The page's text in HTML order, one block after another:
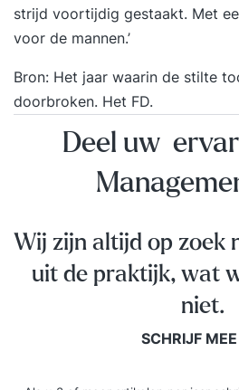
strijd voortijdig gestaakt. Met
voor de mannen.’
Bron: Het jaar waarin de stilte
doorbroken. Het FD.
Deel uw
Wij zijn altijd op zoek
uit de praktijk, wat
niet.
SCHRIJF